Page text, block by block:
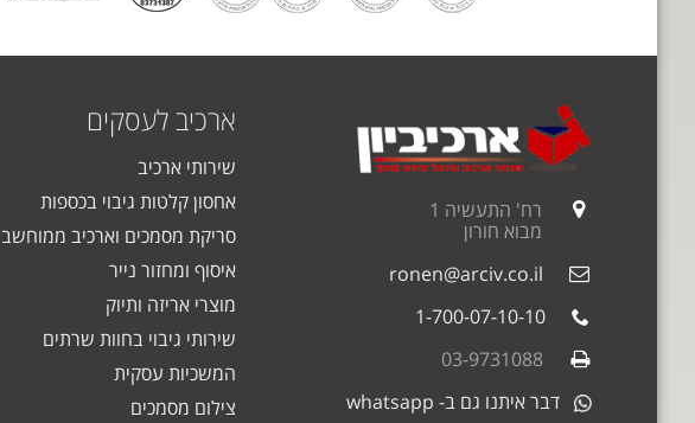
ארכיב לעסקים
שירותי ארכיב
אחסון קלטות גיבוי בכספות
סריקת מסמכים וארכיב ממוחשב
איסוף ומחזור נייר
מוצרי אריזה ותיוק
שירותי גיבוי בחוות שרתים
המשכיות עסקית
צילום מסמכים
רח' התעשיה 1
מבוא חורון
ronen@arciv.co.il
1-700-07-10-10
03-9731088
דבר איתנו גם ב- whatsapp